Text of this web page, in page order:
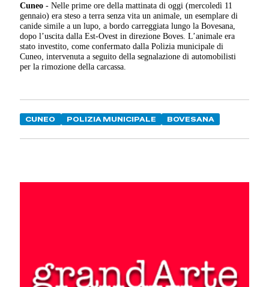
Cuneo - Nelle prime ore della mattinata di oggi (mercoledì 11
gennaio) era steso a terra senza vita un animale, un esemplare di
canide simile a un lupo, a bordo carreggiata lungo la Bovesana,
dopo l’uscita dalla Est-Ovest in direzione Boves. L’animale era
stato investito, come confermato dalla Polizia municipale di
Cuneo, intervenuta a seguito della segnalazione di automobilisti
per la rimozione della carcassa.
CUNEO POLIZIA MUNICIPALE BOVESANA